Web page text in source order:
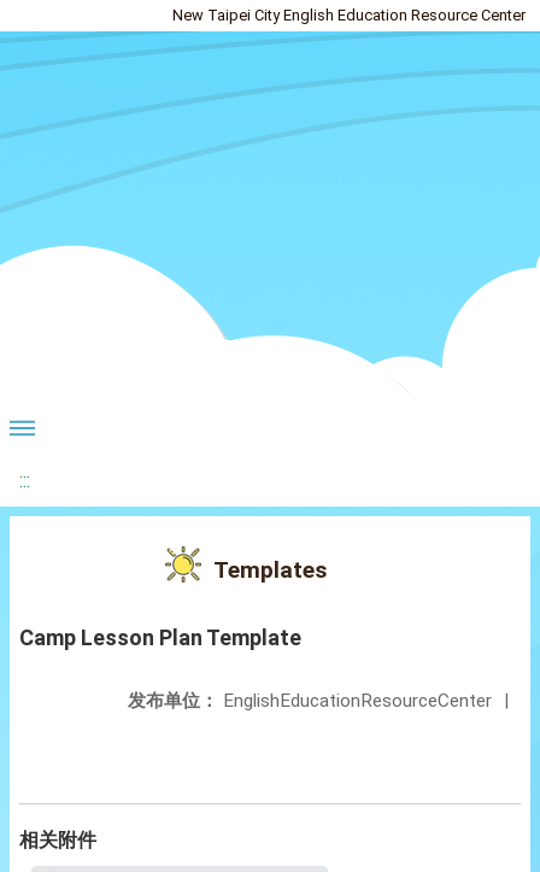
New Taipei City English Education Resource Center
:::
Templates
Camp Lesson Plan Template
发布单位： EnglishEducationResourceCenter |
相关附件